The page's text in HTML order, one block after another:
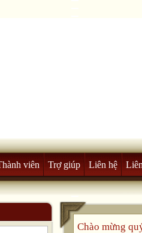
viên Trợ giúp Liên hệ
Chào mừng